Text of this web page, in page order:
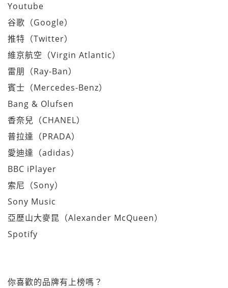
Youtube
谷歌（Google）
推特（Twitter）
維京航空（Virgin Atlantic）
雷朋（Ray-Ban）
賓士（Mercedes-Benz）
Bang & Olufsen
香奈兒（CHANEL）
普拉達（PRADA）
愛迪達（adidas）
BBC iPlayer
索尼（Sony）
Sony Music
亞歷山大麥昆（Alexander McQueen）
Spotify
你喜歡的品牌有上榜嗎？